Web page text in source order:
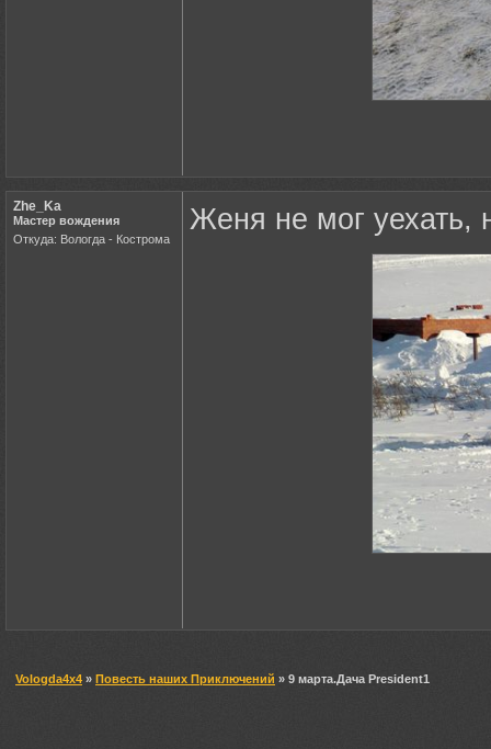
Zhe_Ka
Мастер вождения
Откуда: Вологда - Кострома
Женя не мог уехать,
Vologda4x4 » Повесть наших Приключений » 9 марта.Дача President1